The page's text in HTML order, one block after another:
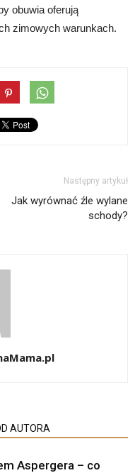
obuwia oferują
zimowych warunkach.
Następny artykuł
Jak wyrównać źle wylane
schody?
AUTORA
Aspergera – co